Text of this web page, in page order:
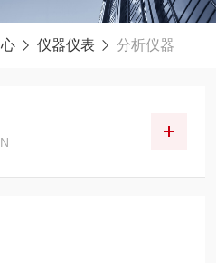
仪器仪表 分析仪器